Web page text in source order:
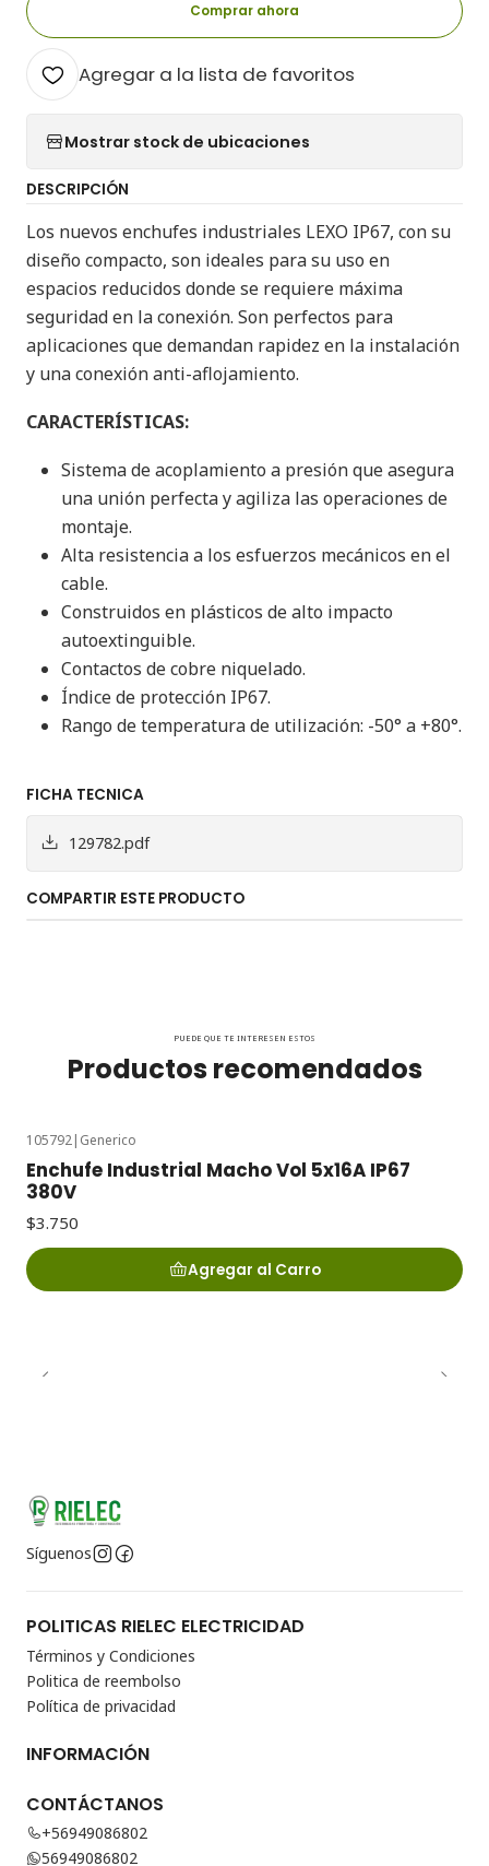
Comprar ahora
Agregar a la lista de favoritos
Mostrar stock de ubicaciones
DESCRIPCIÓN
Los nuevos enchufes industriales LEXO IP67, con su
diseño compacto, son ideales para su uso en
espacios reducidos donde se requiere máxima
seguridad en la conexión. Son perfectos para
aplicaciones que demandan rapidez en la instalación
y una conexión anti-aflojamiento.
CARACTERÍSTICAS:
Sistema de acoplamiento a presión que asegura
una unión perfecta y agiliza las operaciones de
montaje.
Alta resistencia a los esfuerzos mecánicos en el
cable.
Construidos en plásticos de alto impacto
autoextinguible.
Contactos de cobre niquelado.
Índice de protección IP67.
Rango de temperatura de utilización: -50° a +80°.
FICHA TECNICA
129782.pdf
COMPARTIR ESTE PRODUCTO
PUEDE QUE TE INTERESEN ESTOS
Productos recomendados
105792| Generico
Enchufe Industrial Macho Vol 5x16A IP67
380V
$3.750
Agregar al Carro
Síguenos
POLITICAS RIELEC ELECTRICIDAD
Términos y Condiciones
Politica de reembolso
Política de privacidad
INFORMACIÓN
CONTÁCTANOS
+56949086802
56949086802